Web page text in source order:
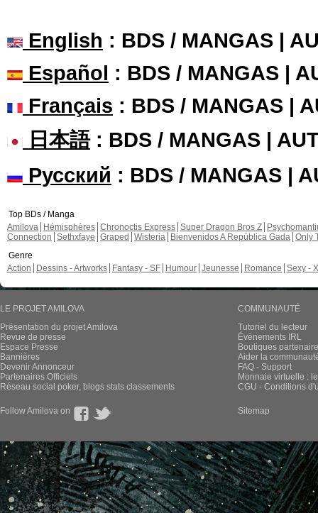
English : BDS / MANGAS |
Español : BDS / MANGAS |
Français : BDS / MANGAS |
日本語: BDS / MANGAS |
Русский : BDS / MANGAS |
Top BDs / Manga
Amilova
Hémisphères Chronoctis Express Super Dragon Bros Z
Connection Sethxfaye Graped Wisteria Bienvenidos A República Gada Only
Genre
Action
Dessins - Artworks Fantasy - SF Humour Jeunesse Romance Sexy -
LE PROJET AMILOVA
Présentation du projet Amilova
Revue de presse
Espace Presse
Bannières
Devenir Annonceur
Partenaires Officiels
Réseau social poker, blogs stats classements
COMMUNAUTÉ
Tutoriel du lecteur
Évènements IRL
Boutiques
Aider la
FAQ - Support
Monnaie virtuelle :
CGU - Conditions
Follow Amilova on Sitemap